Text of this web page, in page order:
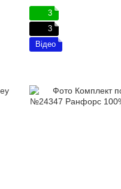
3
3
Відео